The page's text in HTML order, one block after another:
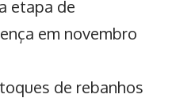
etapa de
em novembro
de rebanhos